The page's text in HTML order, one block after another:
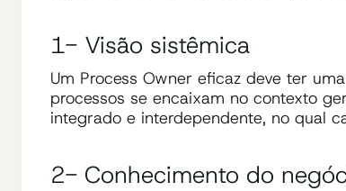
1- Visão sistêmica
Um Process Owner eficaz deve ter
processos se encaixam no contexto
integrado e interdependente, no qual
2- Conhecimento do